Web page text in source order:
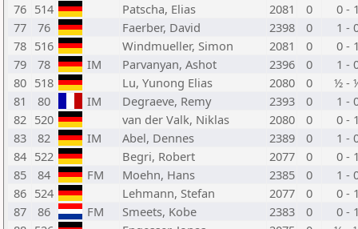
76 514 Patscha, Elias 2081 0
0 -
77
76 Faerber, David 2398 0
1 -
78 516 Windmueller, Simon 2081 0
0 -
79
78 IM Parvanyan, Ashot 2396 0
1 -
80 518 Lu, Yunong Elias 2080 0
½ -
81
80 IM Degraeve, Remy 2393 0
1 -
82 520 van der Valk, Niklas 2080 0
0 -
83
82 IM Abel, Dennes 2389 0
1 -
84 522 Begri, Robert 2077 0
0 -
85
84 FM Moehn, Hans 2385 0
1 -
86 524 Lehmann, Stefan 2077 0
0 -
87
86 FM Smeets, Kobe 2383 0
0 -